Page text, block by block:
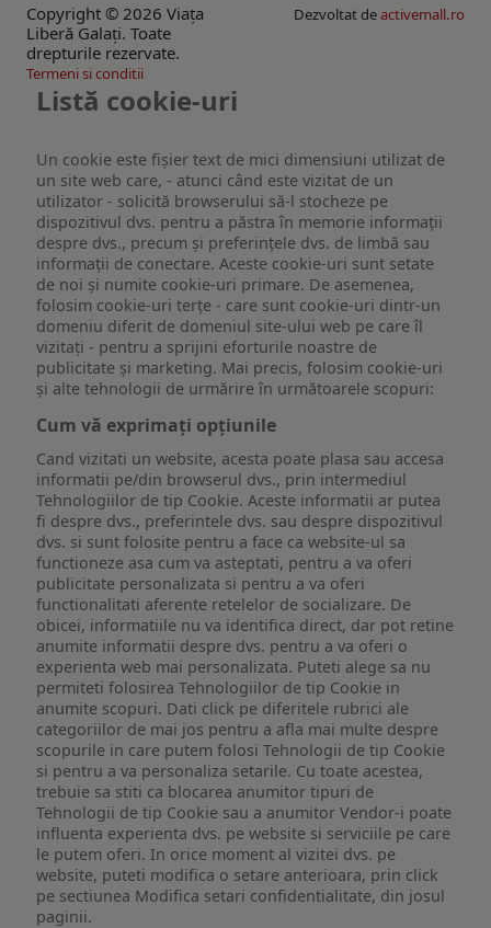
Copyright © 2026 Viaţa
Liberă Galaţi. Toate
drepturile rezervate.
Dezvoltat deactivemall.ro
Termeni si conditii
Listă cookie-uri
Un cookie este fişier text de mici dimensiuni utilizat de
un site web care, - atunci când este vizitat de un
utilizator - solicită browserului să-l stocheze pe
dispozitivul dvs. pentru a păstra în memorie informații
despre dvs., precum și preferințele dvs. de limbă sau
informații de conectare. Aceste cookie-uri sunt setate
de noi și numite cookie-uri primare. De asemenea,
folosim cookie-uri terțe - care sunt cookie-uri dintr-un
domeniu diferit de domeniul site-ului web pe care îl
vizitați - pentru a sprijini eforturile noastre de
publicitate și marketing. Mai precis, folosim cookie-uri
și alte tehnologii de urmărire în următoarele scopuri:
Cum vă exprimați opțiunile
Cand vizitati un website, acesta poate plasa sau accesa
informatii pe/din browserul dvs., prin intermediul
Tehnologiilor de tip Cookie. Aceste informatii ar putea
fi despre dvs., preferintele dvs. sau despre dispozitivul
dvs. si sunt folosite pentru a face ca website-ul sa
functioneze asa cum va asteptati, pentru a va oferi
publicitate personalizata si pentru a va oferi
functionalitati aferente retelelor de socializare. De
obicei, informatiile nu va identifica direct, dar pot retine
anumite informatii despre dvs. pentru a va oferi o
experienta web mai personalizata. Puteti alege sa nu
permiteti folosirea Tehnologiilor de tip Cookie in
anumite scopuri. Dati click pe diferitele rubrici ale
categoriilor de mai jos pentru a afla mai multe despre
scopurile in care putem folosi Tehnologii de tip Cookie
si pentru a va personaliza setarile. Cu toate acestea,
trebuie sa stiti ca blocarea anumitor tipuri de
Tehnologii de tip Cookie sau a anumitor Vendor-i poate
influenta experienta dvs. pe website si serviciile pe care
le putem oferi. In orice moment al vizitei dvs. pe
website, puteti modifica o setare anterioara, prin click
pe sectiunea Modifica setari confidentialitate, din josul
paginii.